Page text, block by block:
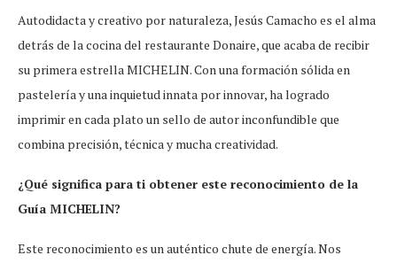
Autodidacta y creativo por naturaleza, Jesús Camacho es el alma
detrás de la cocina del restaurante Donaire, que acaba de recibir
su primera estrella MICHELIN. Con una formación sólida en
pastelería y una inquietud innata por innovar, ha logrado
imprimir en cada plato un sello de autor inconfundible que
combina precisión, técnica y mucha creatividad.
¿Qué significa para ti obtener este reconocimiento de la
Guía MICHELIN?
Este reconocimiento es un auténtico chute de energía. Nos